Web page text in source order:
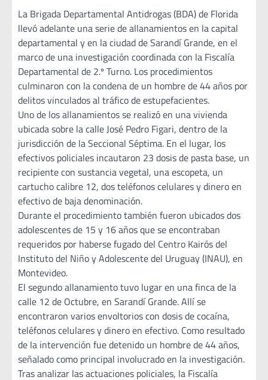
La Brigada Departamental Antidrogas (BDA) de Florida
llevó adelante una serie de allanamientos en la capital
departamental y en la ciudad de Sarandí Grande, en el
marco de una investigación coordinada con la Fiscalía
Departamental de 2.º Turno. Los procedimientos
culminaron con la condena de un hombre de 44 años por
delitos vinculados al tráfico de estupefacientes.
Uno de los allanamientos se realizó en una vivienda
ubicada sobre la calle José Pedro Figari, dentro de la
jurisdicción de la Seccional Séptima. En el lugar, los
efectivos policiales incautaron 23 dosis de pasta base, un
recipiente con sustancia vegetal, una escopeta, un
cartucho calibre 12, dos teléfonos celulares y dinero en
efectivo de baja denominación.
Durante el procedimiento también fueron ubicados dos
adolescentes de 15 y 16 años que se encontraban
requeridos por haberse fugado del Centro Kairós del
Instituto del Niño y Adolescente del Uruguay (INAU), en
Montevideo.
El segundo allanamiento tuvo lugar en una finca de la
calle 12 de Octubre, en Sarandí Grande. Allí se
encontraron varios envoltorios con dosis de cocaína,
teléfonos celulares y dinero en efectivo. Como resultado
de la intervención fue detenido un hombre de 44 años,
señalado como principal involucrado en la investigación.
Tras analizar las actuaciones policiales, la Fiscalía